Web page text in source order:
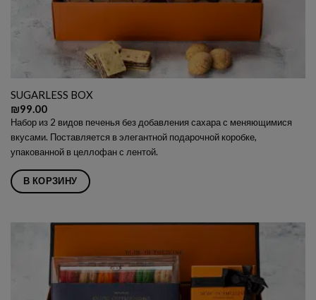
SUGARLESS BOX
₪99.00
Набор из 2 видов печенья без добавления сахара с меняющимися
вкусами. Поставляется в элегантной подарочной коробке,
упакованной в целлофан с лентой.
В КОРЗИНУ